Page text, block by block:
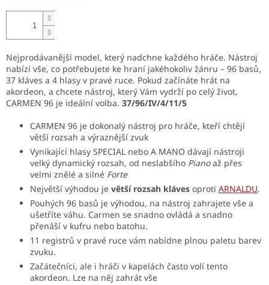
Nejprodávanější model, který nadchne každého hráče. Nástroj
nabízí vše, co potřebujete ke hraní jakéhokoliv žánru – 96 basů,
37 kláves a 4 hlasy v pravé ruce. Pokud začínáte hrát na
akordeon, a chcete nástroj, který Vám vydrží po celý život,
CARMEN 96 je ideální volba. 37/96/IV/4/11/5
CARMEN 96 je dokonalý nástroj pro hráče, kteří chtějí
větší rozsah a výraznější zvuk
Vynikající hlasy SPECIAL nebo A MANO dávají nástroji
velký dynamický rozsah, od neslabšího Piano až přes
velmi znělé a silné Forte
Největší výhodou je větší rozsah kláves oproti ARNALDU.
Pouhých 96 basů je výhodou, na nástroj zahrajete vše a
ušetříte váhu. Carmen se snadno ovládá a snadno
přenáší v kufru nebo batohu.
11 registrů v pravé ruce vám nabídne plnou paletu barev
zvuku.
Začátečníci, ale i hráči v kapelách často volí tento
akordeon. Lze na něj zahrát vše